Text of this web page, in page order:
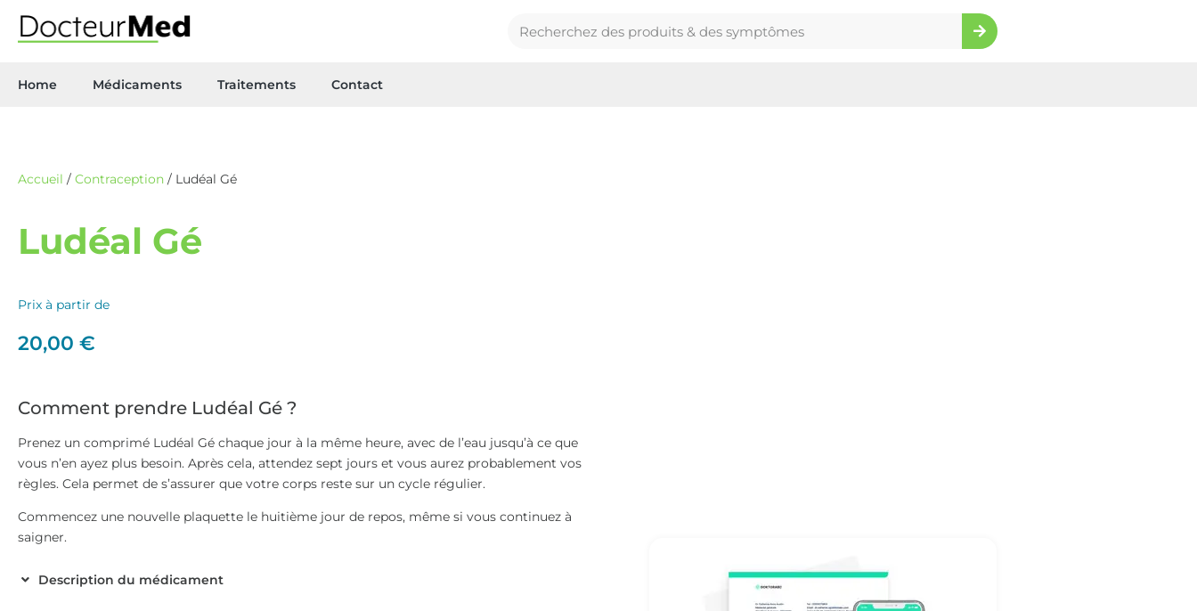
Home Médicaments Traitements Contact
Accueil / Contraception / Ludéal Gé
Ludéal Gé
Prix à partir de
20,00 €
Comment prendre Ludéal Gé ?
Prenez un comprimé Ludéal Gé chaque jour à la même heure, avec de l’eau jusqu’à ce que
vous n’en ayez plus besoin. Après cela, attendez sept jours et vous aurez probablement vos
règles. Cela permet de s’assurer que votre corps reste sur un cycle régulier.
Commencez une nouvelle plaquette le huitième jour de repos, même si vous continuez à
saigner.
Description du médicament